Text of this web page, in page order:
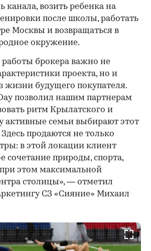
канала, возить ребенка на
после школы, работать
Москвы и возвращаться в
окружение.
брокера важно не
проекта, но и
жизни будущего покупателя.
позволил нашим партнерам
ритм Крылатского и
активные семьи выбирают этот
продаются не только
в этой локации клиент
сочетание природы, спорта,
этом максимальной
столицы», — отметил
СЗ «Сияние» Михаил